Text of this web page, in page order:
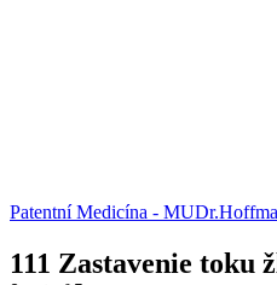
Patentní Medicína -
111 Zastavenie toku